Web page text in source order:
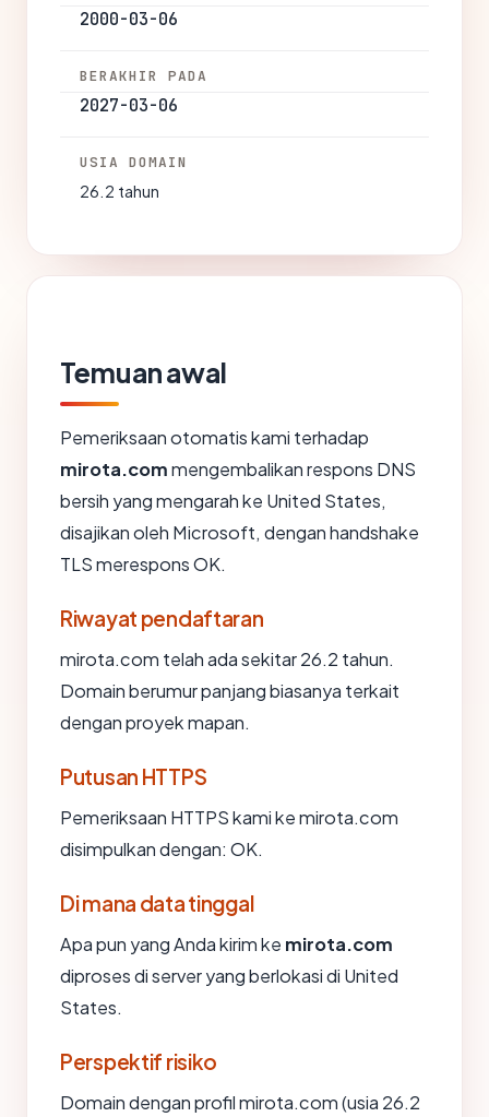
2000-03-06
BERAKHIR PADA
2027-03-06
USIA DOMAIN
26.2 tahun
Temuan awal
Pemeriksaan otomatis kami terhadap
mirota.commengembalikan respons DNS
bersih yang mengarah ke United States,
disajikan oleh Microsoft, dengan handshake
TLS merespons OK.
Riwayat pendaftaran
mirota.com telah ada sekitar 26.2 tahun.
Domain berumur panjang biasanya terkait
dengan proyek mapan.
Putusan HTTPS
Pemeriksaan HTTPS kami ke mirota.com
disimpulkan dengan: OK.
Di mana data tinggal
Apa pun yang Anda kirim ke mirota.com
diproses di server yang berlokasi di United
States.
Perspektif risiko
Domain dengan profil mirota.com (usia 26.2